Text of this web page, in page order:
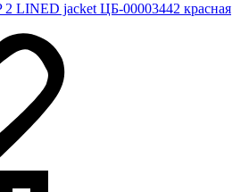
LINED jacket ЦБ-00003442 красная